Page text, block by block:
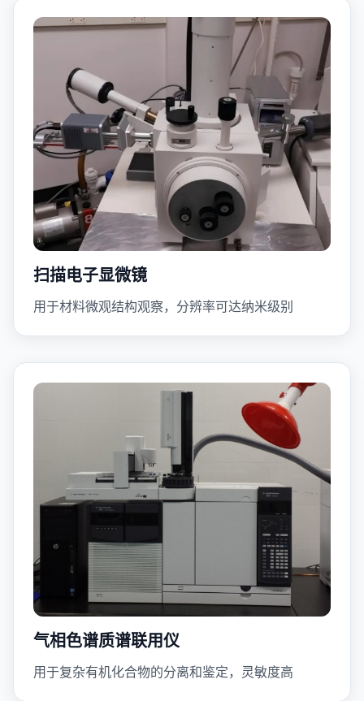
扫描电子显微镜
用于材料微观结构观察，分辨率可达纳米级别
气相色谱质谱联用仪
用于复杂有机化合物的分离和鉴定，灵敏度高